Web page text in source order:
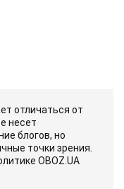
отличаться от
несет
блогов, но
точки зрения.
OBOZ.UA